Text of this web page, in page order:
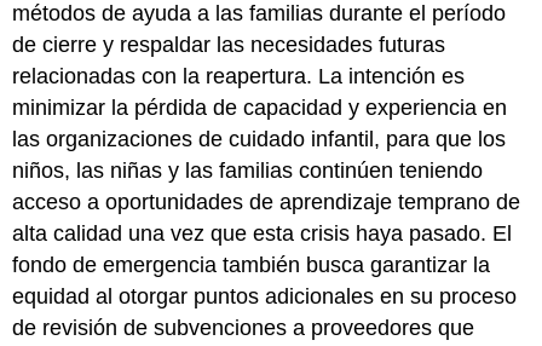
métodos de ayuda a las familias durante el período
de cierre y respaldar las necesidades futuras
relacionadas con la reapertura. La intención es
minimizar la pérdida de capacidad y experiencia en
las organizaciones de cuidado infantil, para que los
niños, las niñas y las familias continúen teniendo
acceso a oportunidades de aprendizaje temprano de
alta calidad una vez que esta crisis haya pasado. El
fondo de emergencia también busca garantizar la
equidad al otorgar puntos adicionales en su proceso
de revisión de subvenciones a proveedores que